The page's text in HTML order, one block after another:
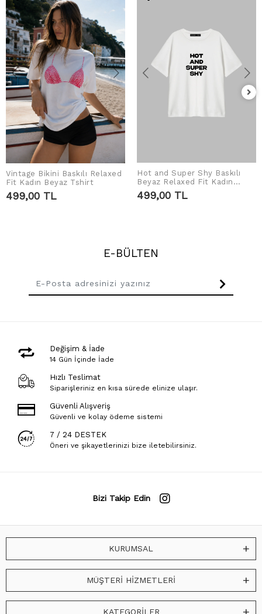
SEPETE EKLE
Vintage Bikini Baskılı Relaxed
Fit Kadın Beyaz Tshirt
499,00 TL
SEPETE EKLE
Hot and Super Shy Baskılı
Beyaz Relaxed Fit Kadın
Tshirt
499,00 TL
E-BÜLTEN
Değişim & İade
14 Gün İçinde İade
Hızlı Teslimat
Siparişleriniz en kısa sürede elinize ulaşır.
Güvenli Alışveriş
Güvenli ve kolay ödeme sistemi
7 / 24 DESTEK
Öneri ve şikayetlerinizi bize iletebilirsiniz.
Bizi Takip Edin
KURUMSAL
MÜŞTERİ HİZMETLERİ
KATEGORİLER